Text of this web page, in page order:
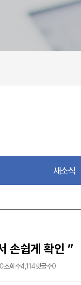
새소식
손쉽게 확인 ”
조회수4,114댓글수0